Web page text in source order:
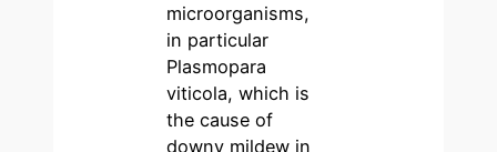
microorganisms,
in particular
Plasmopara
viticola, which is
the cause of
downy mildew in